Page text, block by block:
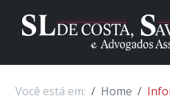
Você está em: Home